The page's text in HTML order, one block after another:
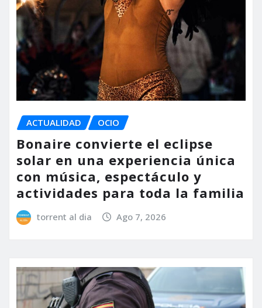
ACTUALIDAD OCIO
Bonaire convierte el eclipse
solar en una experiencia única
con música, espectáculo y
actividades para toda la familia
torrent al dia Ago 7, 2026